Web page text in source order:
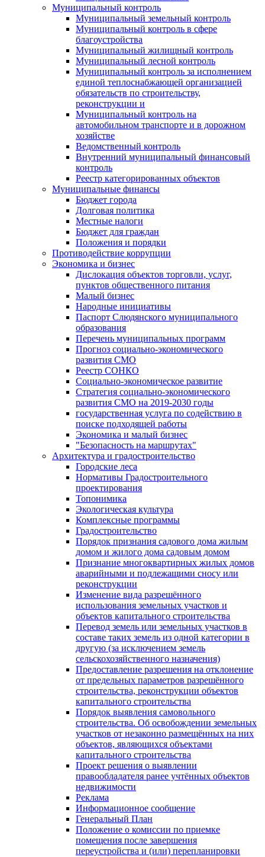
Муниципальный контроль
Муниципальный земельный контроль
Муниципальный контроль в сфере
благоустройства
Муниципальный жилищный контроль
Муниципальный лесной контроль
Муниципальный контроль за исполнением
единой теплоснабжающей организацией
обязательств по строительству,
реконструкции и
Муниципальный контроль на
автомобильном транспорте и в дорожном
хозяйстве
Ведомственный контроль
Внутренний муниципальный финансовый
контроль
Реестр категорированных объектов
Муниципальные финансы
Бюджет города
Долговая политика
Местные налоги
Бюджет для граждан
Положения и порядки
Противодействие коррупции
Экономика и бизнес
Дислокация объектов торговли, услуг,
пунктов общественного питания
Малый бизнес
Народные инициативы
Паспорт Слюдянского муниципального
образования
Перечень муниципальных программ
Прогноз социально-экономического
развития СМО
Реестр СОНКО
Социально-экономическое развитие
Стратегия социально-экономического
развития СМО на 2019-2030 годы
государственная услуга по содействию в
поиске подходящей работы
Экономика и малый бизнес
"Безопасность на маршрутах"
Архитектура и градостроительство
Городские леса
Нормативы Градостроительного
проектирования
Топонимика
Экологическая культура
Комплексные программы
Градостроительство
Порядок признания садового дома жилым
домом и жилого дома садовым домом
Признание многоквартирных жилых домов
аварийными и подлежащими сносу или
реконструкции
Изменение вида разрешённого
использования земельных участков и
объектов капитального строительства
Перевод земель или земельных участков в
составе таких земель из одной категории в
другую (за исключением земель
сельскохозяйственного назначения)
Предоставление разрешения на отклонение
от предельных параметров разрешённого
строительства, реконструкции объектов
капитального строительства
Порядок выявления самовольного
строительства. Об освобождении земельных
участков от незаконно размещённых на них
объектов, являющихся объектами
капитального строительства
Проект решения о выявлении
правообладателя ранее учтённых объектов
недвижимости
Реклама
Информационное сообщение
Генеральный План
Положение о комиссии по приемке
помещения после завершения
переустройства и (или) перепланировки